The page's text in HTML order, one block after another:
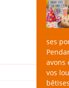
ses
avons
vos